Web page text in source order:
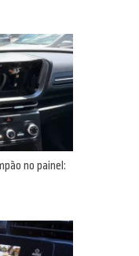
no painel: